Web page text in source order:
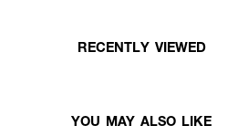
RECENTLY VIEWED
YOU MAY ALSO LIKE